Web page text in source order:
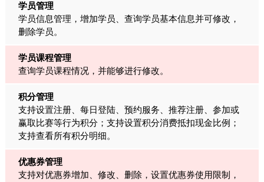
学员管理
学员信息管理，增加学员、查询学员基本信息并可修改，
删除学员。
学员课程管理
查询学员课程情况，并能够进行修改。
积分管理
支持设置注册、每日登陆、预约服务、推荐注册、参加或
赢取比赛等行为积分；支持设置积分消费抵扣现金比例；
支持查看所有积分明细。
优惠券管理
支持对优惠券增加、修改、删除，设置优惠券使用限制，